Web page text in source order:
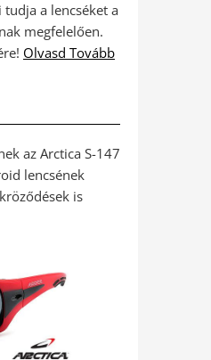
tudja a lencséket a
megfelelően.
Olvasd Tovább
az Arctica S-147
lencsének
is